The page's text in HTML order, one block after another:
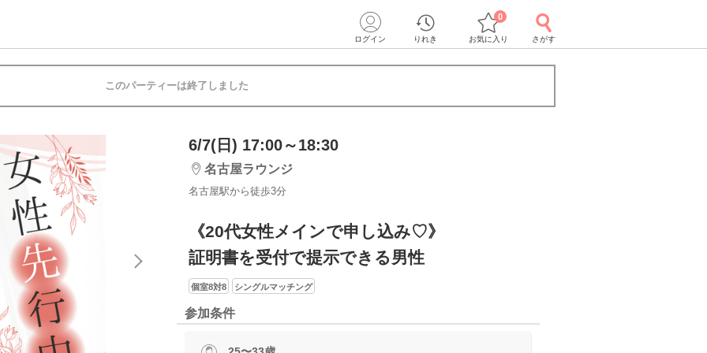
ログイン りれき お気に入り
0
さがす
このパーティーは終了しました
6/7(日) 17:00～18:30
名古屋ラウンジ
名古屋駅から徒歩3分
《20代女性メインで申し込み♡》
証明書を受付で提示できる男性
個室8対8 シングルマッチング
参加条件